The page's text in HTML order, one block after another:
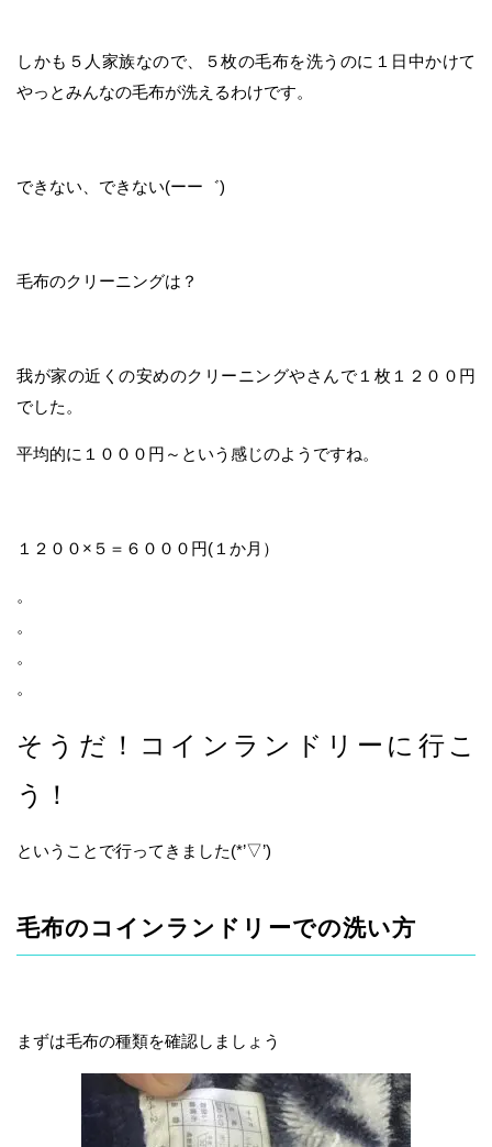
しかも５人家族なので、５枚の毛布を洗うのに１日中かけて
やっとみんなの毛布が洗えるわけです。
できない、できない(ーー゛)
毛布のクリーニングは？
我が家の近くの安めのクリーニングやさんで１枚１２００円
でした。
平均的に１０００円～という感じのようですね。
１２００×５＝６０００円(１か月）
。
。
。
。
そうだ！コインランドリーに行こ
う！
ということで行ってきました(*’▽’)
毛布のコインランドリーでの洗い方
まずは毛布の種類を確認しましょう